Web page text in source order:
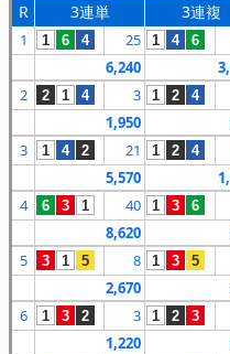
R 3連単 3連複
1 1 6 4 25 1 4 6
6,240
2
2 1 4 3 1 2 4
1,950
3
1 4 2 21 1 2 4
5,570
4
6 3 1 40 1 3 6
8,620
5
3 1 5 8 1 3 5
2,670
6
1 3 2 3 1 2 3
1,220